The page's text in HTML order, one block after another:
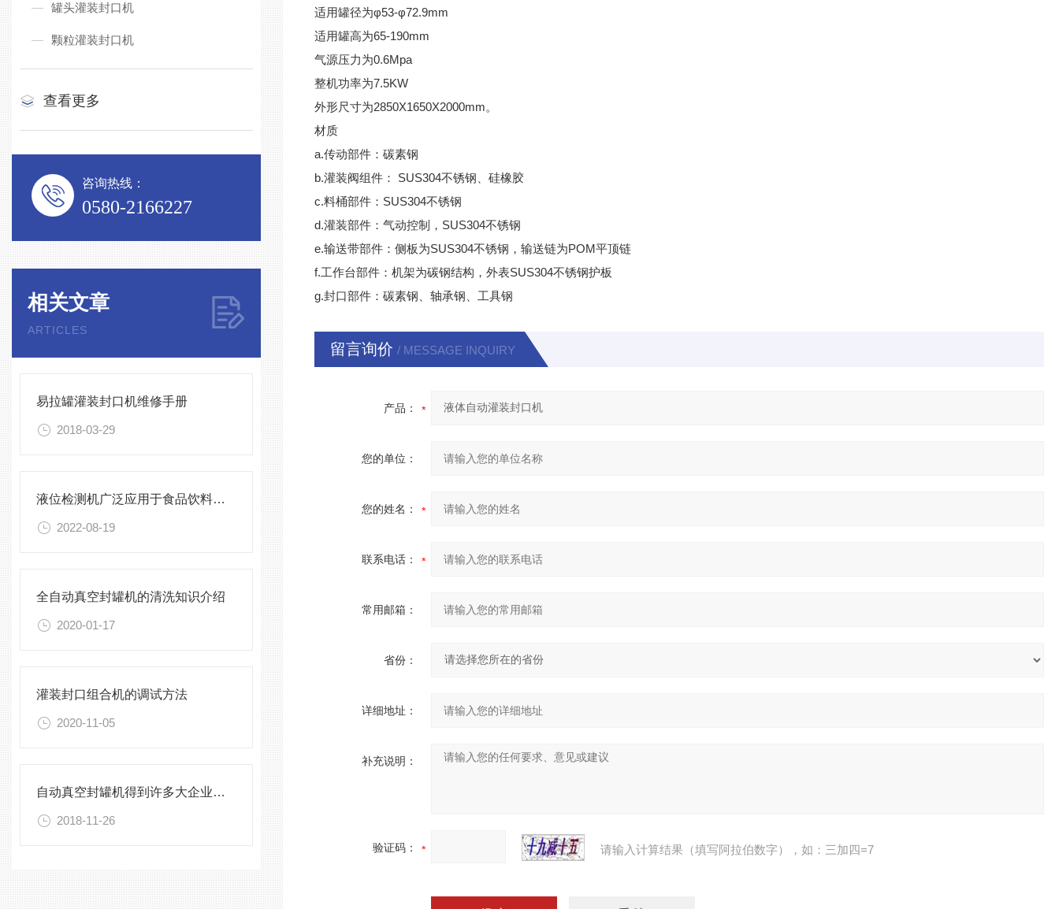
罐头灌装封口机
颗粒灌装封口机
查看更多
咨询热线：
0580-2166227
相关文章
ARTICLES
易拉罐灌装封口机维修手册
2018-03-29
液位检测机广泛应用于食品饮料的在线检测
2022-08-19
全自动真空封罐机的清洗知识介绍
2020-01-17
灌装封口组合机的调试方法
2020-11-05
自动真空封罐机得到许多大企业的青睐
2018-11-26
适用罐径为φ53-φ72.9mm
适用罐高为65-190mm
气源压力为0.6Mpa
整机功率为7.5KW
外形尺寸为2850X1650X2000mm。
材质
a.传动部件：碳素钢
b.灌装阀组件： SUS304不锈钢、硅橡胶
c.料桶部件：SUS304不锈钢
d.灌装部件：气动控制，SUS304不锈钢
e.输送带部件：侧板为SUS304不锈钢，输送链为POM平顶链
f.工作台部件：机架为碳钢结构，外表SUS304不锈钢护板
g.封口部件：碳素钢、轴承钢、工具钢
留言询价 / MESSAGE INQUIRY
产品：
您的单位：
您的姓名：
联系电话：
常用邮箱：
省份：
详细地址：
补充说明：
验证码： 请输入计算结果（填写阿拉伯数字），如：三加四=7